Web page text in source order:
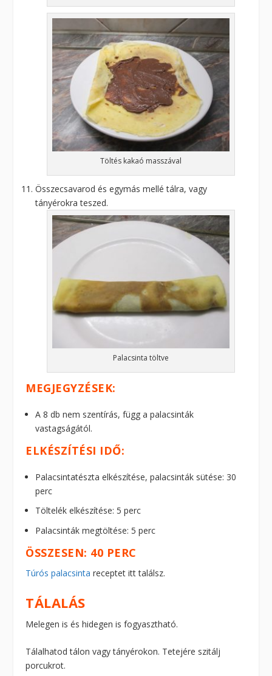
Töltés kakaó masszával
Összecsavarod és egymás mellé tálra, vagy
tányérokra teszed.
Palacsinta töltve
MEGJEGYZÉSEK:
A 8 db nem szentírás, függ a palacsinták
vastagságától.
ELKÉSZÍTÉSI IDŐ:
Palacsintatészta elkészítése, palacsinták sütése: 30
perc
Töltelék elkészítése: 5 perc
Palacsinták megtöltése: 5 perc
ÖSSZESEN: 40 PERC
Túrós palacsinta receptet itt találsz.
TÁLALÁS
Melegen is és hidegen is fogyasztható.
Tálalhatod tálon vagy tányérokon. Tetejére szitálj
porcukrot.